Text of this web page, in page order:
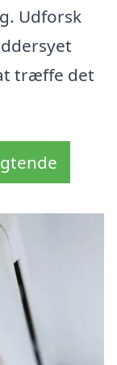
Udforsk
træffe det